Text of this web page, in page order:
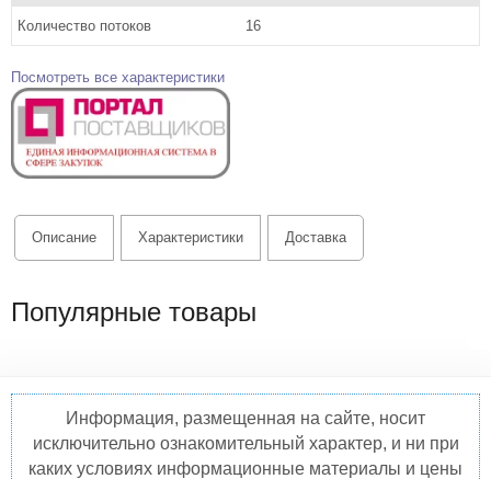
Количество потоков 16
Посмотреть все характеристики
Описание Характеристики Доставка
Популярные товары
Информация, размещенная на сайте, носит
исключительно ознакомительный характер, и ни при
каких условиях информационные материалы и цены